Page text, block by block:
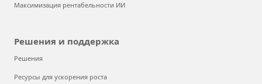
Максимизация рентабельности ИИ
Решения и поддержка
Решения
Ресурсы для ускорения роста